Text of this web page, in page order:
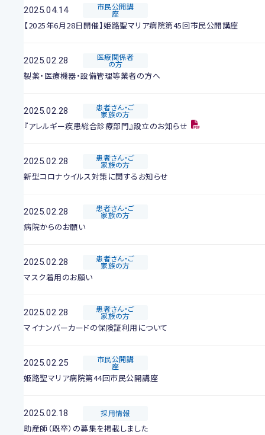
2025.04.14 市民公開講
座
【2025年6月28日開催】姫路聖マリア病院第45回市民公開講座
2025.02.28 医療関係者
の方
製薬・医療機器・設備管理等業者の方へ
2025.02.28 患者さん・ご
家族の方
『アレルギー疾患総合診療部門』設立のお知らせ
2025.02.28 患者さん・ご
家族の方
新型コロナウイルス対策に関するお知らせ
2025.02.28 患者さん・ご
家族の方
病院からのお願い
2025.02.28 患者さん・ご
家族の方
マスク着用のお願い
2025.02.28 患者さん・ご
家族の方
マイナンバーカードの保険証利用について
2025.02.25 市民公開講
座
姫路聖マリア病院第44回市民公開講座
2025.02.18 採用情報
助産師（既卒）の募集を掲載しました